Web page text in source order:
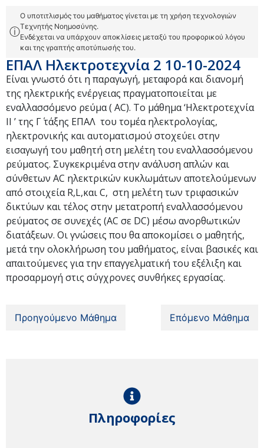
ⓘ
Ο υποτιτλισμός του μαθήματος γίνεται με τη χρήση τεχνολογιών
Τεχνητής Νοημοσύνης.
Ενδέχεται να υπάρχουν αποκλίσεις μεταξύ του προφορικού λόγου
και της γραπτής αποτύπωσής του.
ΕΠΑΛ Ηλεκτροτεχνία 2 10-10-2024
Είναι γνωστό ότι η παραγωγή, μεταφορά και διανομή
της ηλεκτρικής ενέργειας πραγματοποιείται με
εναλλασσόμενο ρεύμα ( AC). Το μάθημα ‘Ηλεκτροτεχνία
ΙΙ ’ της Γ΄ τάξης ΕΠΑΛ του τομέα ηλεκτρολογίας,
ηλεκτρονικής και αυτοματισμού στοχεύει στην
εισαγωγή του μαθητή στη μελέτη του εναλλασσόμενου
ρεύματος. Συγκεκριμένα στην ανάλυση απλών και
σύνθετων AC ηλεκτρικών κυκλωμάτων αποτελούμενων
από στοιχεία R,L,και C, στη μελέτη των τριφασικών
δικτύων και τέλος στην μετατροπή εναλλασσόμενου
ρεύματος σε συνεχές (AC σε DC) μέσω ανορθωτικών
διατάξεων. Οι γνώσεις που θα αποκομίσει ο μαθητής,
μετά την ολοκλήρωση του μαθήματος, είναι βασικές και
απαιτούμενες για την επαγγελματική του εξέλιξη και
προσαρμογή στις σύγχρονες συνθήκες εργασίας.
Προηγούμενο Μάθημα Επόμενο Μάθημα
Πληροφορίες